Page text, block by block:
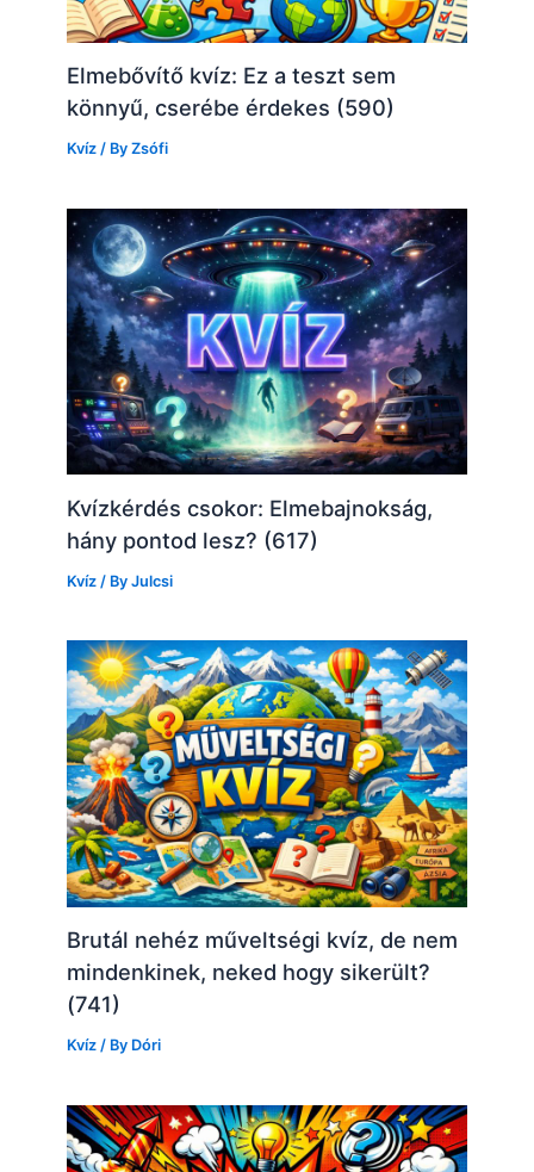
Elmebővítő kvíz: Ez a teszt sem
könnyű, cserébe érdekes (590)
Kvíz / ByZsófi
Kvízkérdés csokor: Elmebajnokság,
hány pontod lesz? (617)
Kvíz / ByJulcsi
Brutál nehéz műveltségi kvíz, de nem
mindenkinek, neked hogy sikerült?
(741)
Kvíz / By Dóri